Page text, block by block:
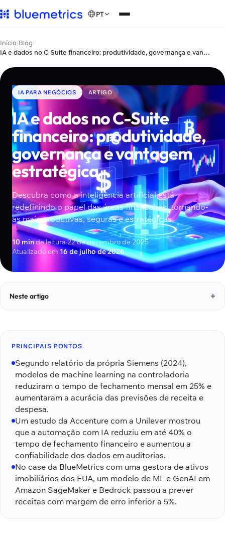
PT
Início›Blog›
IA e dados no C-Suite financeiro: produtividade, governança e vantagem estratégica
IA PARA NEGÓCIOS ARTIGO
IA e dados no C-Suite
financeiro: produtividade,
governança e vantagem
estratégica
Descubra como a inteligência artificial está
redefinindo o papel das áreas financeiras, tornando-
as mais produtivas, seguras e estratégicas.
10 minde leitura·22 de dezembro de 2025·
Atualizado em16 de julho de 2026
Neste artigo
PRINCIPAIS PONTOS
Segundo relatório da própria Siemens (2024),
modelos de machine learning na controladoria
reduziram o tempo de fechamento mensal em 25% e
aumentaram a acurácia das previsões de receita e
despesa.
Um estudo da Accenture com a Unilever mostrou
que a automação com IA reduziu em até 40% o
tempo de fechamento financeiro e aumentou a
confiabilidade dos dados em auditorias.
No case da BlueMetrics com uma gestora de ativos
imobiliários dos EUA, um modelo de ML e GenAI em
Amazon SageMaker e Bedrock passou a prever
receitas com margem de erro inferior a 5%.